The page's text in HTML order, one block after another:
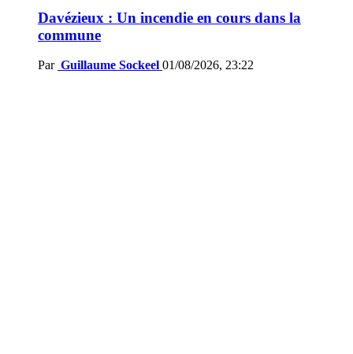
Davézieux : Un incendie en cours dans la
commune
Par Guillaume Sockeel 01/08/2026, 23:22